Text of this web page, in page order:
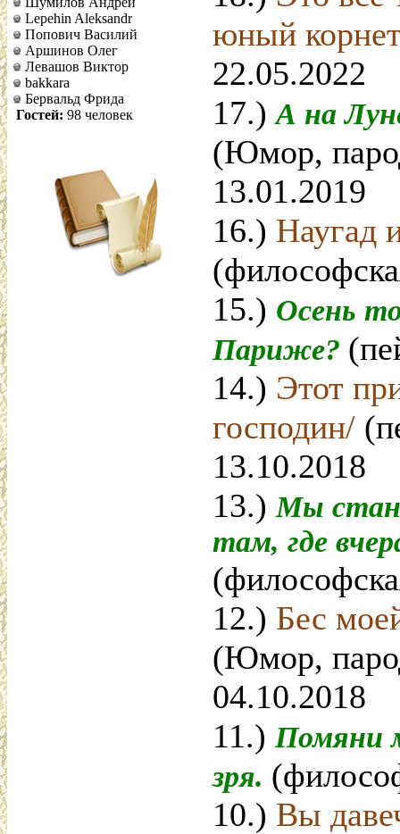
Lepehin Aleksandr
Попович Василий
Аршинов Олег
Левашов Виктор
bakkara
Бервальд Фрида
Гостей: 98 человек
юный
22.05.2022
17.)А на
(Юмор,
13.01.2019
16.) Наугад
15.) Осень
Париже?
14.) Этот
господин/
13.10.2018
13.) Мы
там, где
12.) Бес
(Юмор,
04.10.2018
11.) Помяни
зря.
10.) Вы